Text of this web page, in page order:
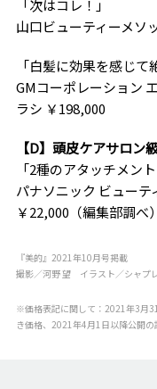
「次はコレ！」
山口ビューティーメソ
「白髪に効果を感じて
GMコーポレーション
ラシ ￥198,000
【D】頭皮ケアサロン
「2種のアタッチメン
パナソニック ビュー
￥22,000（編集部調べ）
『美的』2021年10月号掲載
撮影／河野 望 イラスト／シャプ
※価格表記に関して：2021年3月
き価格、2021年4月1日以降公開の